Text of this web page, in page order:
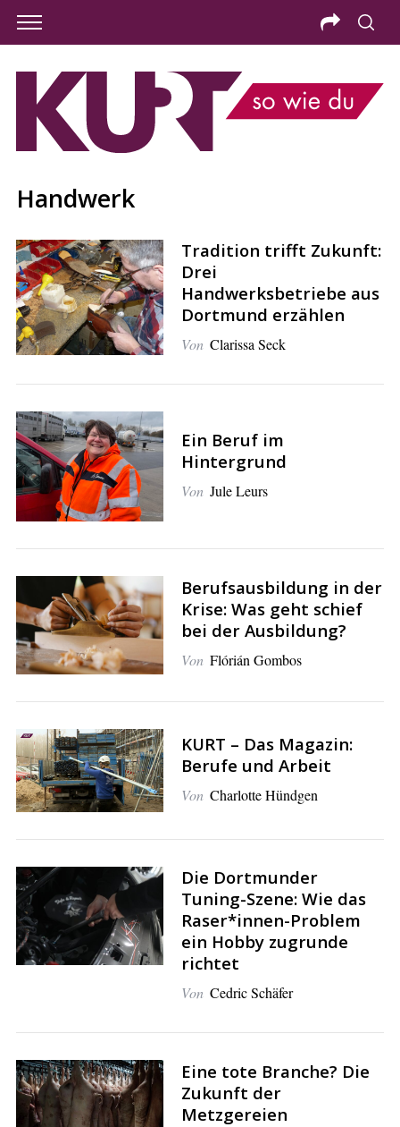
Handwerk
Tradition trifft Zukunft:
Drei
Handwerksbetriebe aus
Dortmund erzählen
Von Clarissa Seck
Ein Beruf im
Hintergrund
Von Jule Leurs
Berufsausbildung in der
Krise: Was geht schief
bei der Ausbildung?
Von Flórián Gombos
KURT – Das Magazin:
Berufe und Arbeit
Von Charlotte Hündgen
Die Dortmunder
Tuning-Szene: Wie das
Raser*innen-Problem
ein Hobby zugrunde
richtet
Von Cedric Schäfer
Eine tote Branche? Die
Zukunft der
Metzgereien
S
e
a
r
c
r